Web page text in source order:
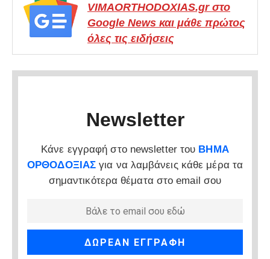
VIMAORTHODOXIAS.gr στο
Google News και μάθε πρώτος
όλες τις ειδήσεις
Newsletter
Κάνε εγγραφή στο newsletter του ΒΗΜΑ
ΟΡΘΟΔΟΞΙΑΣ για να λαμβάνεις κάθε μέρα τα
σημαντικότερα θέματα στο email σου